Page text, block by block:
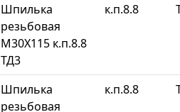
Шпилька
резьбовая
М30Х115 к.п.8.8
ТД3
к.п.8.8
Шпилька
резьбовая
к.п.8.8